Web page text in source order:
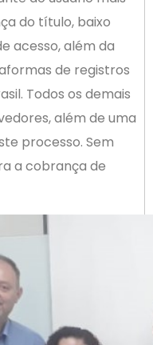
do título, baixo
acesso, além da
de registros
Todos os demais
além de uma
processo. Sem
a cobrança de